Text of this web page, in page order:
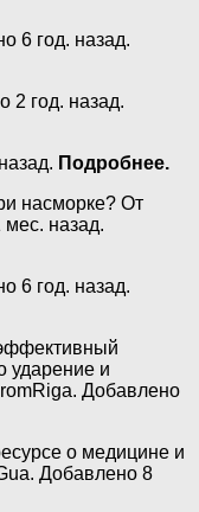
6 год. назад.
2 год. назад.
Подробнее.
насморке? От
назад.
6 год. назад.
ударение и
Добавлено
о медицине и
Добавлено 8